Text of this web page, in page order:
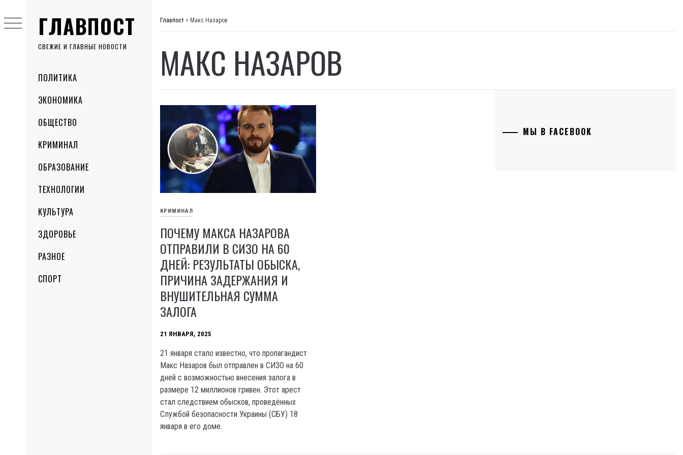
ГЛАВПОСТ
СВЕЖИЕ И ГЛАВНЫЕ НОВОСТИ
MenuПОЛИТИКА
ЭКОНОМИКА
ОБЩЕСТВО
КРИМИНАЛ
ОБРАЗОВАНИЕ
ТЕХНОЛОГИИ
КУЛЬТУРА
ЗДОРОВЬЕ
РАЗНОЕ
СПОРТ
to
content
Главпост > Макс Назаров
МАКС НАЗАРОВ
КРИМИНАЛ
ПОЧЕМУ МАКСА НАЗАРОВА
ОТПРАВИЛИ В СИЗО НА 60
ДНЕЙ: РЕЗУЛЬТАТЫ ОБЫСКА,
ПРИЧИНА ЗАДЕРЖАНИЯ И
ВНУШИТЕЛЬНАЯ СУММА
ЗАЛОГА
21 ЯНВАРЯ, 2025
21 января стало известно, что пропагандист
Макс Назаров был отправлен в СИЗО на 60
дней с возможностью внесения залога в
размере 12 миллионов гривен. Этот арест
стал следствием обысков, проведённых
Службой безопасности Украины (СБУ) 18
января в его доме.
МЫ В FACEBOOK